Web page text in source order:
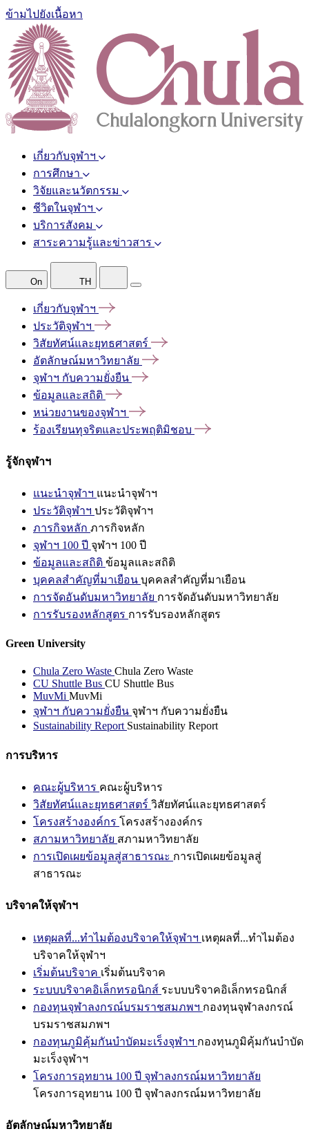
ข้ามไปยังเนื้อหา
เกี่ยวกับจุฬาฯ
การศึกษา
วิจัยและนวัตกรรม
ชีวิตในจุฬาฯ
บริการสังคม
สาระความรู้และข่าวสาร
On TH
เกี่ยวกับจุฬาฯ
ประวัติจุฬาฯ
วิสัยทัศน์และยุทธศาสตร์
อัตลักษณ์มหาวิทยาลัย
จุฬาฯ กับความยั่งยืน
ข้อมูลและสถิติ
หน่วยงานของจุฬาฯ
ร้องเรียนทุจริตและประพฤติมิชอบ
รู้จักจุฬาฯ
แนะนำจุฬาฯ แนะนำจุฬาฯ
ประวัติจุฬาฯ ประวัติจุฬาฯ
ภารกิจหลัก ภารกิจหลัก
จุฬาฯ 100 ปี จุฬาฯ 100 ปี
ข้อมูลและสถิติ ข้อมูลและสถิติ
บุคคลสำคัญที่มาเยือน บุคคลสำคัญที่มาเยือน
การจัดอันดับมหาวิทยาลัย การจัดอันดับมหาวิทยาลัย
การรับรองหลักสูตร การรับรองหลักสูตร
Green University
Chula Zero Waste Chula Zero Waste
CU Shuttle Bus CU Shuttle Bus
MuvMi MuvMi
จุฬาฯ กับความยั่งยืน จุฬาฯ กับความยั่งยืน
Sustainability Report Sustainability Report
การบริหาร
คณะผู้บริหาร คณะผู้บริหาร
วิสัยทัศน์และยุทธศาสตร์ วิสัยทัศน์และยุทธศาสตร์
โครงสร้างองค์กร โครงสร้างองค์กร
สภามหาวิทยาลัย สภามหาวิทยาลัย
การเปิดเผยข้อมูลสู่สาธารณะ การเปิดเผยข้อมูลสู่
สาธารณะ
บริจาคให้จุฬาฯ
เหตุผลที่...ทำไมต้องบริจาคให้จุฬาฯ เหตุผลที่...ทำไมต้อง
บริจาคให้จุฬาฯ
เริ่มต้นบริจาค เริ่มต้นบริจาค
ระบบบริจาคอิเล็กทรอนิกส์ ระบบบริจาคอิเล็กทรอนิกส์
กองทุนจุฬาลงกรณ์บรมราชสมภพฯ กองทุนจุฬาลงกรณ์
บรมราชสมภพฯ
กองทุนภูมิคุ้มกันบำบัดมะเร็งจุฬาฯ กองทุนภูมิคุ้มกันบำบัด
มะเร็งจุฬาฯ
โครงการอุทยาน 100 ปี จุฬาลงกรณ์มหาวิทยาลัย
โครงการอุทยาน 100 ปี จุฬาลงกรณ์มหาวิทยาลัย
อัตลักษณ์มหาวิทยาลัย